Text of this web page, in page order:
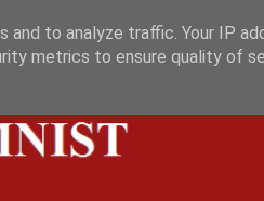
to analyze traffic. Your IP
metrics to ensure quality of